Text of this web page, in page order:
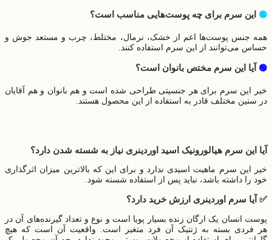
🟢 این سرم برای چه پوست‌هایی مناسب است؟
همه جنس پوست‌ها اعم از خشک، نرمال، مختلط، چرب و مستعد جوش و
حساس می‌توانند از این سرم استفاده کنند.
🟢 آیا این سرم مختص بانوان است؟
خیر این سرم برای هر جنسیتی طراحی شده است و هم بانوان و هم آقایان
در سنین مختلف قادر به استفاده از این محصول هستند.
آیا این سرم هیالورونیک اسید اوردینری نیاز به شسته شدن دارد؟
خیر این سرم ماهیت اسیدی ندارد و برای این که بالاترین میزان اثرگذاری
خود را داشته باشد، نباید پس از استفاده شسته شود.
✅ آیا سرم اوردینری ارزش خرید دارد؟
پوست انسان یک ارگان زنده بسیار پویا است و نوع و تعداد گیرنده‌های آن در
هر فردی بسته به ژنتیک آن فرد متغیر است. واقعیت آن است که هیچ